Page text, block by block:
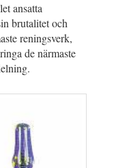
ansatta
brutalitet och
reningsverk,
de närmaste